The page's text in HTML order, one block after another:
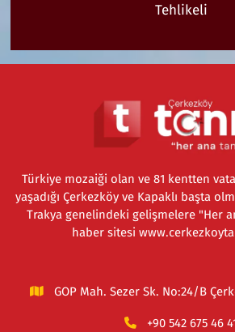
Tehlikeli
Türkiye mozaiği olan ve 81 kentten
yaşadığı Çerkezköy ve Kapaklı başta
Trakya genelindeki gelişmelere "Her
haber sitesi
GOP Mah. Sezer Sk. No:24/B
+90 542 675 46